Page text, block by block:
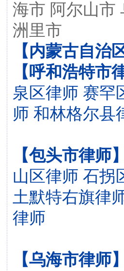
海市 阿尔山市
洲里市
【内蒙古自治
【呼和浩特市
泉区律师 赛罕
师 和林格尔县
【包头市律师
山区律师 石拐
土默特右旗律
律师
【乌海市律师